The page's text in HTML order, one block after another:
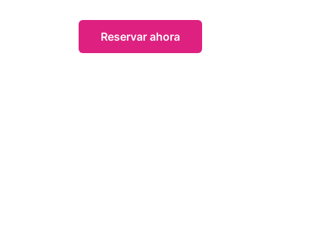
Reservar ahora